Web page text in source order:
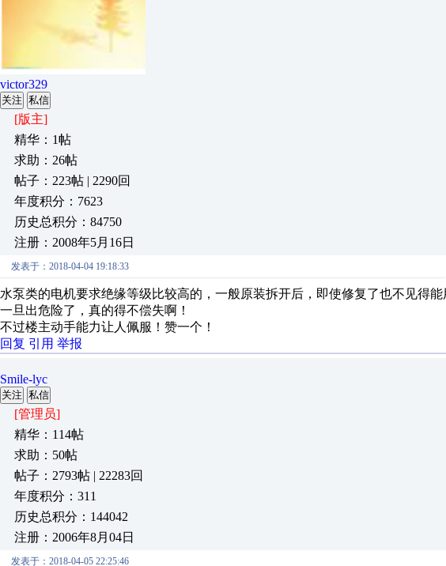
victor329
关注 私信
[版主]
精华：1帖
求助：26帖
帖子：223帖 | 2290回
年度积分：7623
历史总积分：84750
注册：2008年5月16日
发表于：2018-04-04 19:18:33
水泵类的电机要求绝缘等级比较高的，一般原装拆开后，即使修复了也不见得
一旦出危险了，真的得不偿失啊！
不过楼主动手能力让人佩服！赞一个！
回复 引用 举报
Smile-lyc
关注 私信
[管理员]
精华：114帖
求助：50帖
帖子：2793帖 | 22283回
年度积分：311
历史总积分：144042
注册：2006年8月04日
发表于：2018-04-05 22:25:46